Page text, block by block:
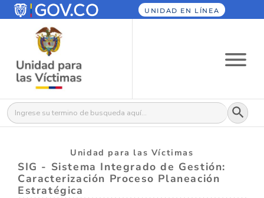
UNIDAD EN LÍNEA
Buscar: Botón
Unidad para las Víctimas
SIG - Sistema Integrado de Gestión:
Caracterización Proceso Planeación
Estratégica